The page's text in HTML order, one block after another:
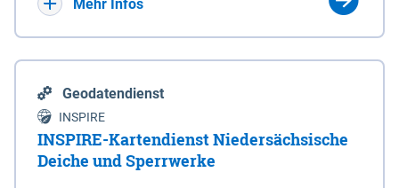
Mehr Infos
Geodatendienst
INSPIRE
INSPIRE-Kartendienst Niedersächsische
Deiche und Sperrwerke